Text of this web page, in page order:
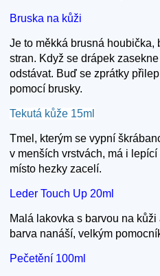
Bruska na kůži
Je to měkká brusná houbička,
stran. Když se drápek
odstávat. Buď se zprátky
pomocí brusky.
Tekutá kůže 15ml
Tmel, kterým se vypní
v menších vrstvách, má i
místo hezky zacelí.
Leder Touch Up 20ml
Malá lakovka s barvou na
barva nanáší, velkým
Pečetění 100ml